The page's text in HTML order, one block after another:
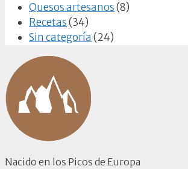
Quesos artesanos(8)
Recetas(34)
Sin categoría(24)
Nacido en los Picos de Europa